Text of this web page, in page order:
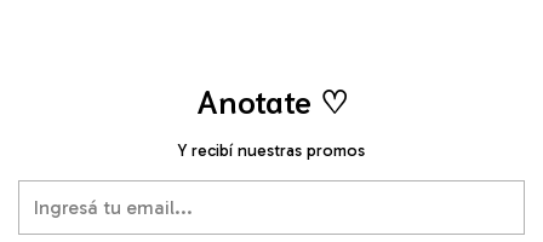
Anotate ♡
Y recibí nuestras promos